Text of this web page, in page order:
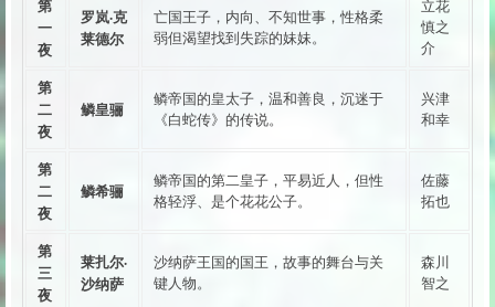
第
一
夜
罗岚·克
莱德尔
亡国王子，内向、不知世事，性格柔
弱但渴望找到失踪的妹妹。
立花
慎之
介
第
二
夜
鳞皇骊
鳞帝国的皇太子，温和善良，沉迷于
《白蛇传》的传说。
兴津
和幸
第
二
夜
鳞希骊
鳞帝国的第二皇子，平易近人，但性
格轻浮、是个花花公子。
佐藤
拓也
第
三
夜
莱扎尔·
沙纳萨
沙纳萨王国的国王，故事的舞台与关
键人物。
森川
智之